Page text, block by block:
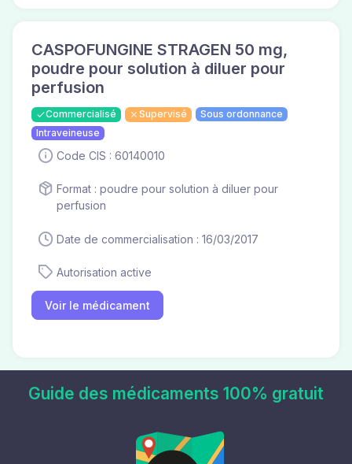
CASPOFUNGINE STRAGEN 50 mg,
poudre pour solution à diluer pour
perfusion
Commercialisé Supervisé
Sous ordonnance
Intraveineuse
Code CIS : 60140010
Format : poudre pour solution à diluer pour
perfusion
Date de commercialisation : 16/03/2017
Autorisation active
Voir le médicament
Guide des médicaments 100% gratuit